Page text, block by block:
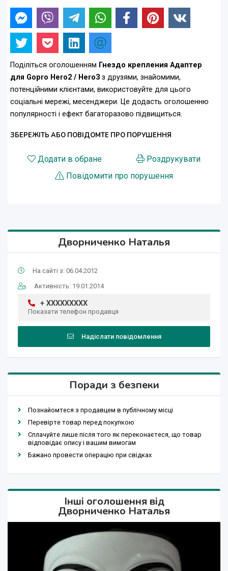
Поділіться оголошенням Гнездо крепления Адаптер
для Gopro Hero2 / Hero3 з друзями, знайомими,
потенційними клієнтами, використовуйте для цього
соціальні мережі, месенджери. Це додасть оголошенню
популярності і ефект багаторазово підвищиться.
ЗБЕРЕЖІТЬ АБО ПОВІДОМТЕ ПРО ПОРУШЕННЯ
Додати в обране
Роздрукувати
Повідомити про порушення
Дворниченко Наталья
На сайті з: 06.04.2012
Активність: 19.01.2014
+ XXXXXXXXX
Показати телефон продавця
Надіслати повідомлення
Поради з безпеки
Познайомтеся з продавцем в публічному місці
Перевірте товар перед покупкою
Сплачуйте лише після того як переконаєтеся, що товар
відповідає опису і вашим вимогам
Бажано провести операцію при свідках
Інші оголошення від
Дворниченко Наталья